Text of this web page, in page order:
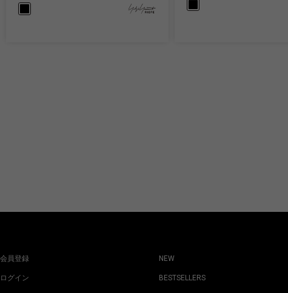
会員登録
ログイン
NEW
BESTSELLERS